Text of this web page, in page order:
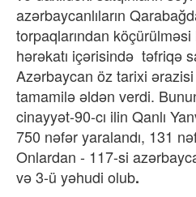
azərbaycanlıların
torpaqlarından
hərəkatı içərisində təfriqə
Azərbaycan öz tarixi ərazisi
tamamilə əldən verdi.
cinayyət-90-cı ilin Qanlı
750 nəfər yaralandı, 131
Onlardan - 117-si
və 3-ü yəhudi olub.